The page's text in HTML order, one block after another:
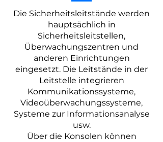
Die Sicherheitsleitstände werden
hauptsächlich in
Sicherheitsleitstellen,
Überwachungszentren und
anderen Einrichtungen
eingesetzt. Die Leitstände in der
Leitstelle integrieren
Kommunikationssysteme,
Videoüberwachungssysteme,
Systeme zur Informationsanalyse
usw.
Über die Konsolen können